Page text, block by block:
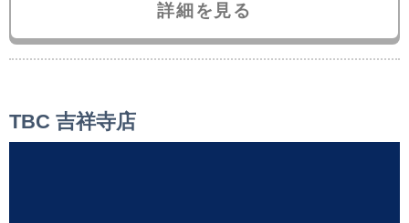
詳細を見る
TBC 吉祥寺店